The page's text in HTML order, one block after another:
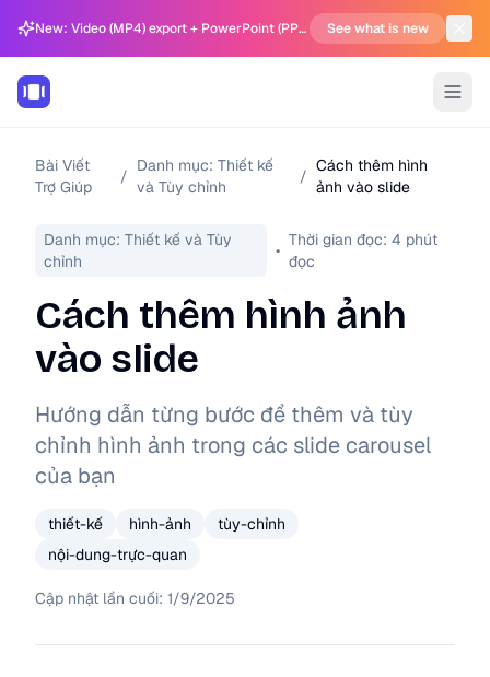
New: Video (MP4) export + PowerPoint (PPTX) support in Carousel Generator See what is new
Bài Viết
Trợ Giúp
/
Danh mục: Thiết kế
và Tùy chỉnh
/
Cách thêm hình
ảnh vào slide
Danh mục: Thiết kế và Tùy
chỉnh
•
Thời gian đọc: 4 phút
đọc
Cách thêm hình ảnh
vào slide
Hướng dẫn từng bước để thêm và tùy
chỉnh hình ảnh trong các slide carousel
của bạn
thiết-kế hình-ảnh
tùy-chỉnh
nội-dung-trực-quan
Cập nhật lần cuối: 1/9/2025